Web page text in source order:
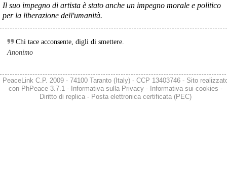
Il suo impegno di artista è stato anche un impegno morale e politico
per la liberazione dell'umanità.
Chi tace acconsente, digli di smettere.
Anonimo
PeaceLink C.P. 2009 - 74100 Taranto (Italy) - CCP 13403746 - Sito
con PhPeace 3.7.1 - Informativa sulla Privacy- Informativa sui cookies -
Diritto di replica- Posta elettronica certificata (PEC)